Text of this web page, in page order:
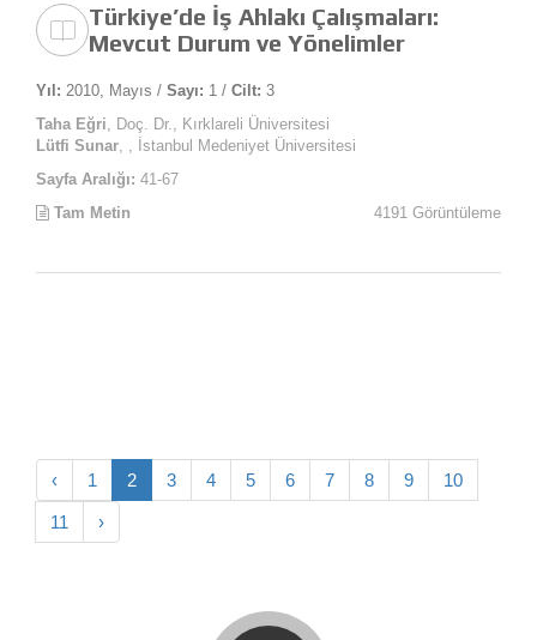
Türkiye’de İş Ahlakı Çalışmaları:
Mevcut Durum ve Yönelimler
Yıl: 2010, Mayıs / Sayı: 1 / Cilt: 3
Taha Eğri , Doç. Dr., Kırklareli Üniversitesi
Lütfi Sunar , , İstanbul Medeniyet Üniversitesi
Sayfa Aralığı: 41-67
Tam Metin
4191 Görüntüleme
‹ 1 2 3 4 5 6 7 8 9 10
11 ›